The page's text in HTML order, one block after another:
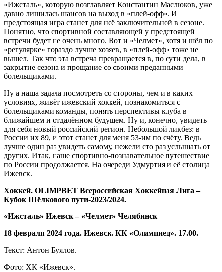
«Ижсталь», которую возглавляет Константин Маслюков, уже
давно лишилась шансов на выход в «плей-офф». И
предстоящая игра станет для неё заключительной в сезоне.
Понятно, что спортивной составляющей у предстоящей
встречи будет не очень много. Вот и «Челмет», хотя и шёл по
«регулярке» гораздо лучше хозяев, в «плей-офф» тоже не
вышел. Так что эта встреча превращается в, по сути дела, в
закрытие сезона и прощание со своими преданными
болельщиками.
Ну а наша задача посмотреть со стороны, чем и в каких
условиях, живёт ижевский хоккей, познакомиться с
болельщиками команды, понять перспективы клуба в
ближайшем и отдалённом будущем. Ну и, конечно, увидеть
для себя новый российский регион. Небольшой ликбез: в
России их 89, и этот станет для меня 53-им по счёту. Ведь
лучше один раз увидеть самому, нежели сто раз услышать от
других. Итак, наше спортивно-познавательное путешествие
по России продолжается. На очереди Удмуртия и её столица
Ижевск.
Хоккей. OLIMPBET Всероссийская Хоккейная Лига –
Кубок Шёлкового пути-2023/2024.
«Ижсталь» Ижевск – «Челмет» Челябинск
18 февраля 2024 года. Ижевск. КК «Олимпиец». 17.00.
Текст: Антон Буялов.
Фото: ХК «Ижевск».